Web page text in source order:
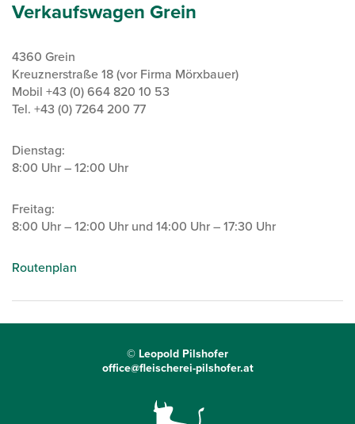
Verkaufswagen Grein
4360 Grein
Kreuznerstraße 18 (vor Firma Mörxbauer)
Mobil +43 (0) 664 820 10 53
Tel. +43 (0) 7264 200 77
Dienstag:
8:00 Uhr – 12:00 Uhr
Freitag:
8:00 Uhr – 12:00 Uhr und 14:00 Uhr – 17:30 Uhr
Routenplan
© Leopold Pilshofer
office@fleischerei-pilshofer.at